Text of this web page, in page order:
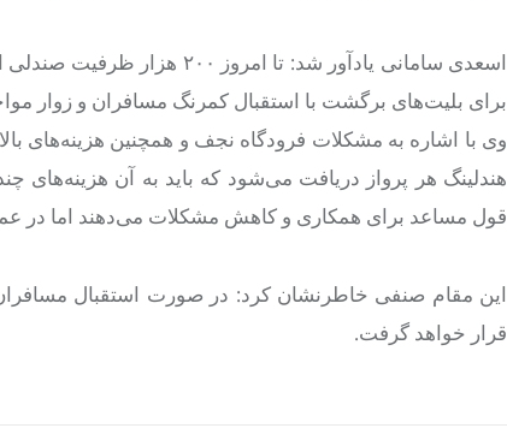
اسعدی سامانی یادآور شد:
برای بلیت‌های برگشت با استقبال کمرنگ مسافران و زوار
هندلینگ هر پرواز دریافت می‌شود که باید به آن هزینه‌های
قول مساعد برای همکاری و کاهش مشکلات می‌دهند اما در
این مقام صنفی خاطرنشان کرد: در صورت استقبال مسافران
قرار خواهد گرفت.